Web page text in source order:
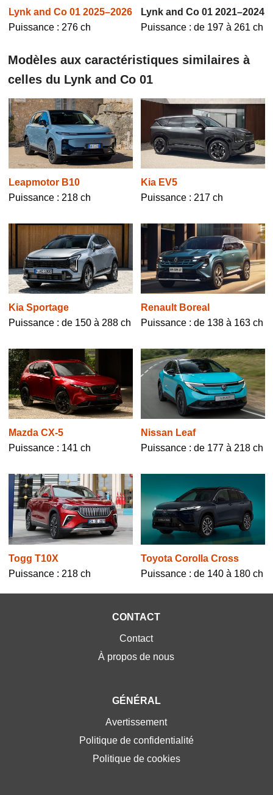
Lynk and Co 01 2025–2026
Puissance : 276 ch
Lynk and Co 01 2021–2024
Puissance : de 197 à 261 ch
Modèles aux caractéristiques similaires à
celles du Lynk and Co 01
Leapmotor B10
Puissance : 218 ch
Kia EV5
Puissance : 217 ch
Kia Sportage
Puissance : de 150 à 288 ch
Renault Boreal
Puissance : de 138 à 163 ch
Mazda CX-5
Puissance : 141 ch
Nissan Leaf
Puissance : de 177 à 218 ch
Togg T10X
Puissance : 218 ch
Toyota Corolla Cross
Puissance : de 140 à 180 ch
CONTACT
Contact
À propos de nous
GÉNÉRAL
Avertissement
Politique de confidentialité
Politique de cookies